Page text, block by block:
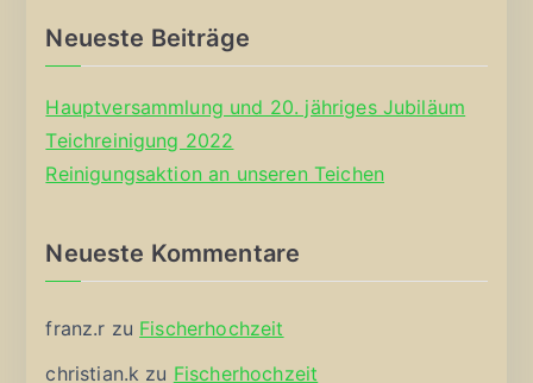
Neueste Beiträge
Hauptversammlung und 20. jähriges Jubiläum
Teichreinigung 2022
Reinigungsaktion an unseren Teichen
Neueste Kommentare
franz.r zu Fischerhochzeit
christian.k zu Fischerhochzeit